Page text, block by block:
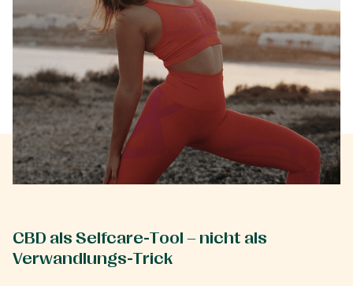
CBD als Selfcare-Tool – nicht als
Verwandlungs-Trick